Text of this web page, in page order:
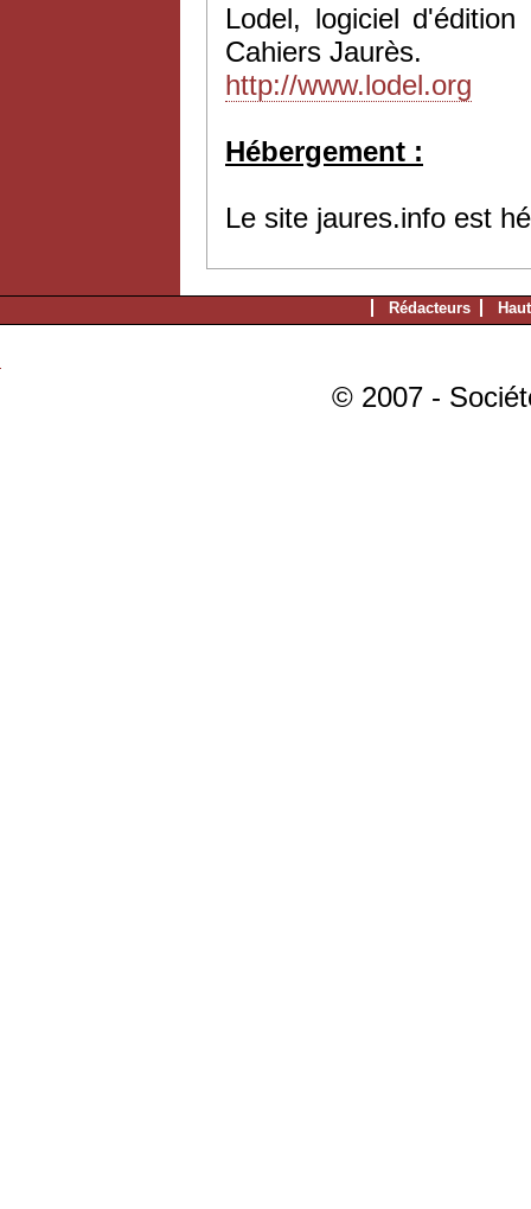
Lodel, logiciel
Cahiers Jaurès.
http://www.lodel.org
Hébergement :
Le site jaures.info est
Rédacteurs
© 2007 -